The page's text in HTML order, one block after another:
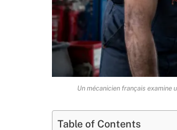
Un mécanicien français
Table of Contents